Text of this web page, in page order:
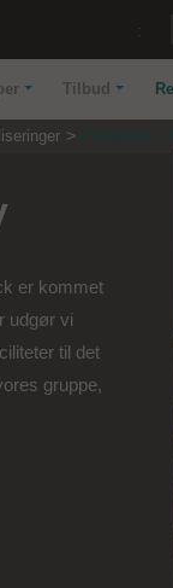
Tilbud
Pumptrack -
er kommet
udgør vi
til det
gruppe,